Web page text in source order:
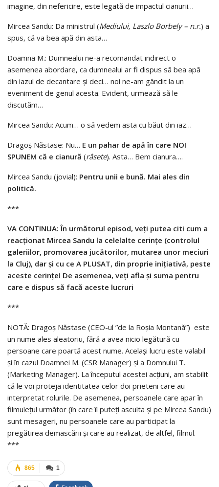
imagine, din nefericire, este legată de impactul cianurii…
Mircea Sandu: Da ministrul (Mediului, Laszlo Borbely – n.r.) a
spus, că va bea apă din asta…
Doamna M.: Dumnealui ne-a recomandat indirect o
asemenea abordare, ca dumnealui ar fi dispus să bea apă
din iazul de decantare și deci… noi ne-am gândit la un
eveniment de genul acesta. Evident, urmează să le
discutăm…
Mircea Sandu: Acum… o să vedem asta cu băut din iaz…
Dragoș Năstase: Nu… E un pahar de apă în care NOI
SPUNEM că e cianură (râsete). Asta… Bem cianura….
Mircea Sandu (jovial): Pentru unii e bună. Mai ales din
politică.
***
VA CONTINUA: În următorul episod, veți putea citi cum a
reacționat Mircea Sandu la celelalte cerințe (controlul
galeriilor, promovarea jucătorilor, mutarea unor meciuri
la Cluj), dar și cu ce A PLUSAT, din proprie inițiativă, peste
aceste cerințe! De asemenea, veți afla și suma pentru
care e dispus să facă aceste lucruri
***
NOTĂ: Dragoș Năstase (CEO-ul ”de la Roșia Montană”) este
un nume ales aleatoriu, fără a avea nicio legătură cu
persoane care poartă acest nume. Același lucru este valabil
și în cazul Doamnei M. (CSR Manager) și a Domnului T.
(Marketing Manager). La începutul acestei acțiuni, am stabilit
că le voi proteja identitatea celor doi prieteni care au
interpretat rolurile. De asemenea, persoanele care apar în
filmulețul următor (în care îl puteți asculta și pe Mircea Sandu)
sunt mesageri, nu persoanele care au participat la
pregătirea demascării și care au realizat, de altfel, filmul.
***
1
865